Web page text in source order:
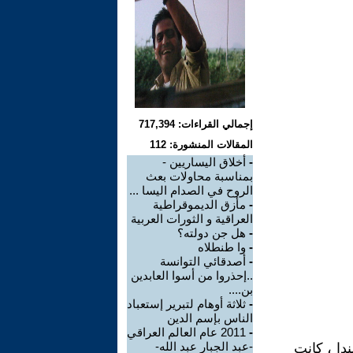
في هولندا ، كانت
إجمالي القراءات: 717,394
المقالات المنشورة: 112
- أخلاق اليساريين -
بمناسبة محاولات بعث
الروح في الصدام اليسا ...
- مأزق الديموقراطية
العراقية و الثورات العربية
- هل جن دولته؟
- وا طنطلاه
- أصدقائي التوانسة
..إحذروا من أسوا العابدين
بن....
- ثلاثة أوهام لتبرير إستعباد
الناس بإسم الدين
-
2011 عام العالم العراقي
-عبد الجبار عبد الله-